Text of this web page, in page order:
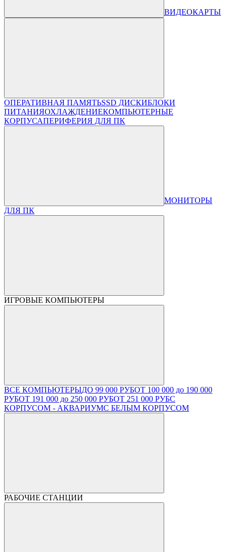
ВИДЕОКАРТЫ
ОПЕРАТИВНАЯ ПАМЯТЬSSD ДИСКИБЛОКИ
ПИТАНИЯОХЛАЖДЕНИЕКОМПЬЮТЕРНЫЕ
КОРПУСАПЕРИФЕРИЯ ДЛЯ ПК
МОНИТОРЫ
ДЛЯ ПК
ИГРОВЫЕ КОМПЬЮТЕРЫ
ВСЕ КОМПЬЮТЕРЫДО 99 000 РУБОТ 100 000 до 190 000
РУБОТ 191 000 до 250 000 РУБОТ 251 000 РУБС
КОРПУСОМ - АКВАРИУМС БЕЛЫМ КОРПУСОМ
РАБОЧИЕ СТАНЦИИ